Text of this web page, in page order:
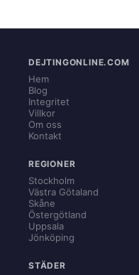
DEJTINGONLINE.COM
Hem
Blog
Integritet
Villkor
Om oss
Kontakt
REGIONER
Stockholm
Västra Götaland
Skåne
Östergötland
Uppsala
Jönköping
STÄDER